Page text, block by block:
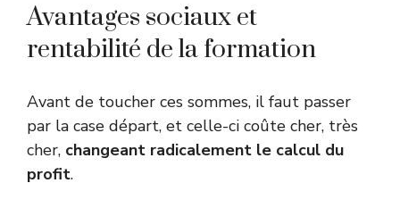
Avantages sociaux et
rentabilité de la formation
Avant de toucher ces sommes, il faut passer
par la case départ, et celle-ci coûte cher, très
cher, changeant radicalement le calcul du
profit.